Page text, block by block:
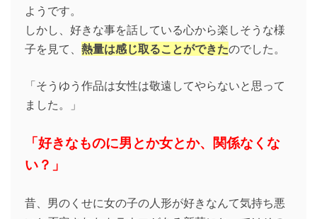
ようです。
しかし、好きな事を話している心から楽しそうな様
子を見て、 熱量は感じ取ることができたのでした。
「そうゆう作品は女性は敬遠してやらないと思って
ました。」
「好きなものに男とか女とか、関係なくな
い？」
昔、男のくせに女の子の人形が好きなんて気持ち悪